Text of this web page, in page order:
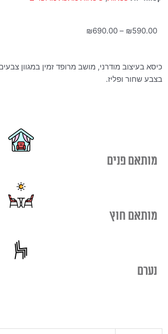
₪590.00
–
₪690.00
עד
כיסא בעיצוב מודרני, מושב מרופד זמין במגוון
בצבע שחור ופליז.
מותאם פנים
מותאם חוץ
נערם